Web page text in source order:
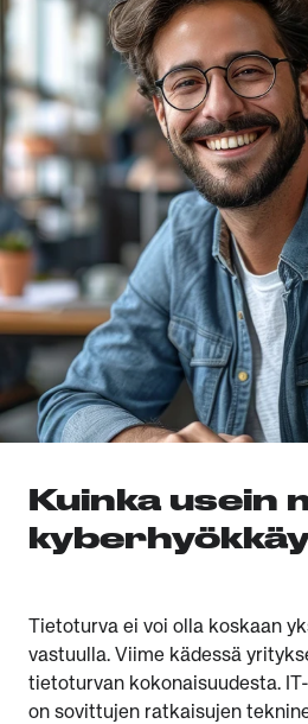
Kuinka usein
Tietoturva ei voi olla koskaan
vastuulla. Viime kädessä
tietoturvan kokonaisuudesta.
on sovittujen ratkaisujen